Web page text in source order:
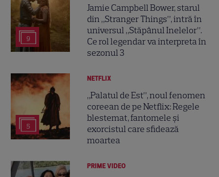
9
Jamie Campbell Bower, starul
din „Stranger Things”, intră în
universul „Stăpânul Inelelor”.
Ce rol legendar va interpreta în
sezonul 3
5
NETFLIX
„Palatul de Est”, noul fenomen
coreean de pe Netflix: Regele
blestemat, fantomele și
exorcistul care sfidează
moartea
PRIME VIDEO